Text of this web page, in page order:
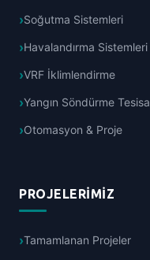
Soğutma Sistemleri
Havalandırma Sistemleri
VRF İklimlendirme
Yangın Söndürme
Otomasyon & Proje
PROJELERIMIZ
Tamamlanan Projeler